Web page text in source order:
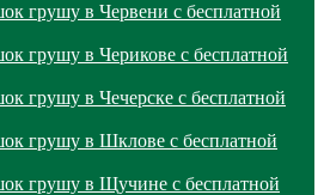
грушу в Червени с бесплатной
грушу в Черикове с бесплатной
грушу в Чечерске с бесплатной
грушу в Шклове с бесплатной
грушу в Щучине с бесплатной